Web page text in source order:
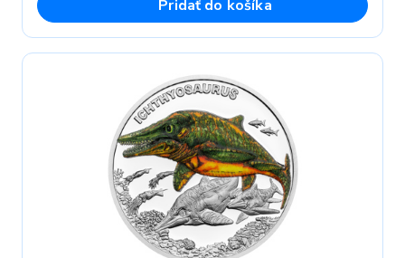
Pridať do košíka